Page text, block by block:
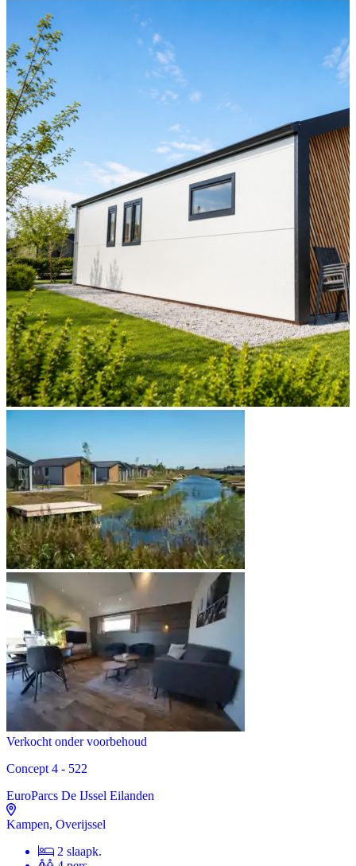
Verkocht onder voorbehoud
Concept 4 - 522
EuroParcs De IJssel Eilanden
Kampen, Overijssel
2 slaapk.